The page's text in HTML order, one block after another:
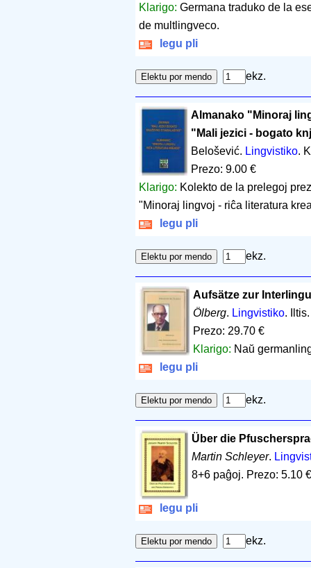
Klarigo: Germana traduko de la
de multlingveco.
legu pli
ekz.
Almanako "Minoraj
"Mali jezici - bogato
Belošević. Lingvistiko.
Prezo: 9.00 €
Klarigo: Kolekto de la prelegoj
"Minoraj lingvoj - riĉa literatura
legu pli
ekz.
Aufsätze zur
Ölberg. Lingvistiko.
Prezo: 29.70 €
Klarigo: Naŭ
legu pli
ekz.
Über die
Martin Schleyer.
8+6 paĝoj. Prezo: 5.10 €
legu pli
ekz.